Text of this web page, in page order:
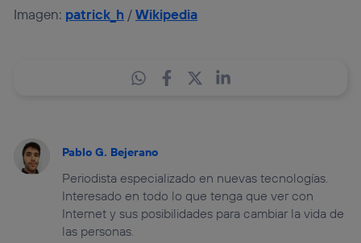
Imagen: patrick_h /Wikipedia
Pablo G. Bejerano
Periodista especializado en nuevas tecnologías.
Interesado en todo lo que tenga que ver con
Internet y sus posibilidades para cambiar la vida de
las personas.